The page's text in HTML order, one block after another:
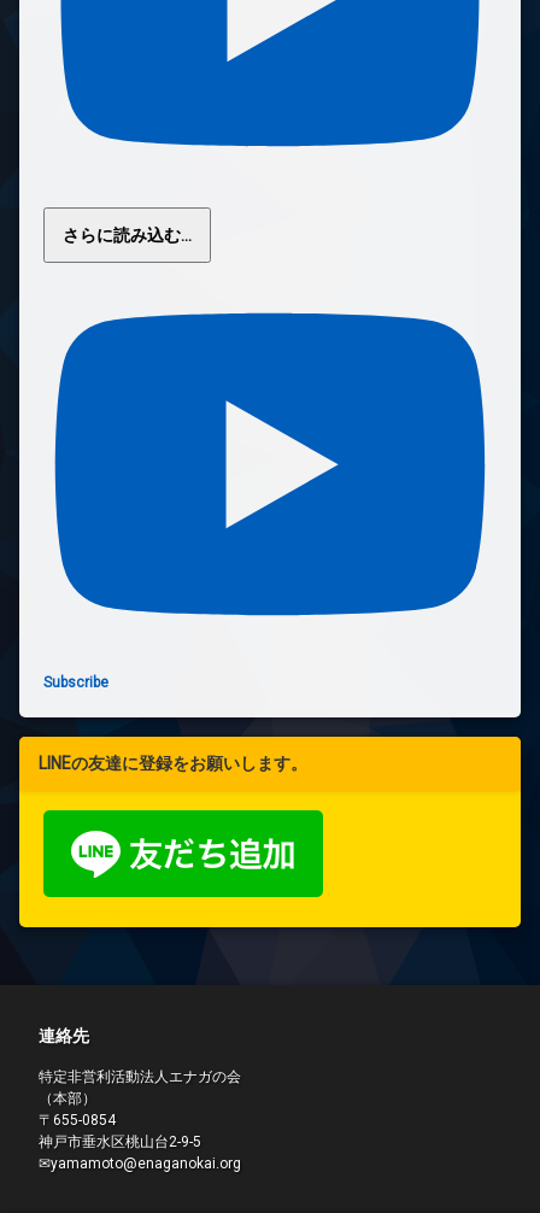
さらに読み込む...
Subscribe
LINEの友達に登録をお願いします。
連絡先
特定非営利活動法人エナガの会
（本部）
〒655-0854
神戸市垂水区桃山台2-9-5
✉yamamoto@enaganokai.org